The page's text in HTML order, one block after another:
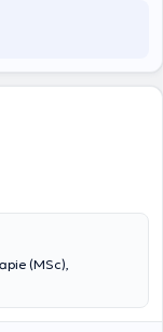
(MSc),